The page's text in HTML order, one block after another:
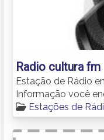
Radio cultura fm
Estação de Rádio
Informação você
Estações de